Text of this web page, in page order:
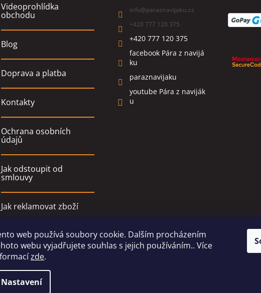
web používá soubory cookie. Dalším procházením
webu vyjadřujete souhlas s jejich používáním.. Více
zde.
Nastavení
Po-Pá 9-
Videoprohlídka
obchodu
Blog
Doprava a platba
Kontakty
Ochrana osobních
údajů
Jak odstoupit od
smlouvy
Jak reklamovat zboží
Obchodní podmínky
info@paraznavijaku.cz
+420 777 120 375
+420 777 120 375
facebook Pára z navijá
ku
paraznavijaku
youtube Pára z naviják
u
Rutkowski